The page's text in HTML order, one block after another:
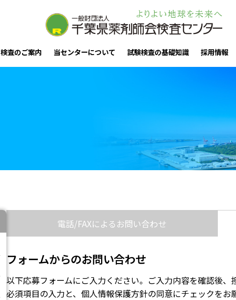
検査のご案内 当センターについて 試験検査の基礎知識 採用情報
電話/FAXによる お問い合わせ
フォームからのお問い合わせ
以下応募フォームにご入力ください。ご入力内容を確認後、
必須項目の入力と、個人情報保護方針の同意にチェックをお